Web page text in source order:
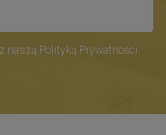
naszą Polityką Prywatności.